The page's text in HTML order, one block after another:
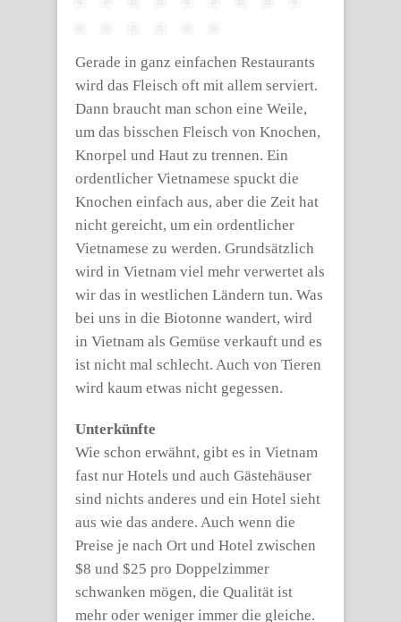
Gerade in ganz einfachen Restaurants
wird das Fleisch oft mit allem serviert.
Dann braucht man schon eine Weile,
um das bisschen Fleisch von Knochen,
Knorpel und Haut zu trennen. Ein
ordentlicher Vietnamese spuckt die
Knochen einfach aus, aber die Zeit hat
nicht gereicht, um ein ordentlicher
Vietnamese zu werden. Grundsätzlich
wird in Vietnam viel mehr verwertet als
wir das in westlichen Ländern tun. Was
bei uns in die Biotonne wandert, wird
in Vietnam als Gemüse verkauft und es
ist nicht mal schlecht. Auch von Tieren
wird kaum etwas nicht gegessen.
Unterkünfte
Wie schon erwähnt, gibt es in Vietnam
fast nur Hotels und auch Gästehäuser
sind nichts anderes und ein Hotel sieht
aus wie das andere. Auch wenn die
Preise je nach Ort und Hotel zwischen
$8 und $25 pro Doppelzimmer
schwanken mögen, die Qualität ist
mehr oder weniger immer die gleiche.